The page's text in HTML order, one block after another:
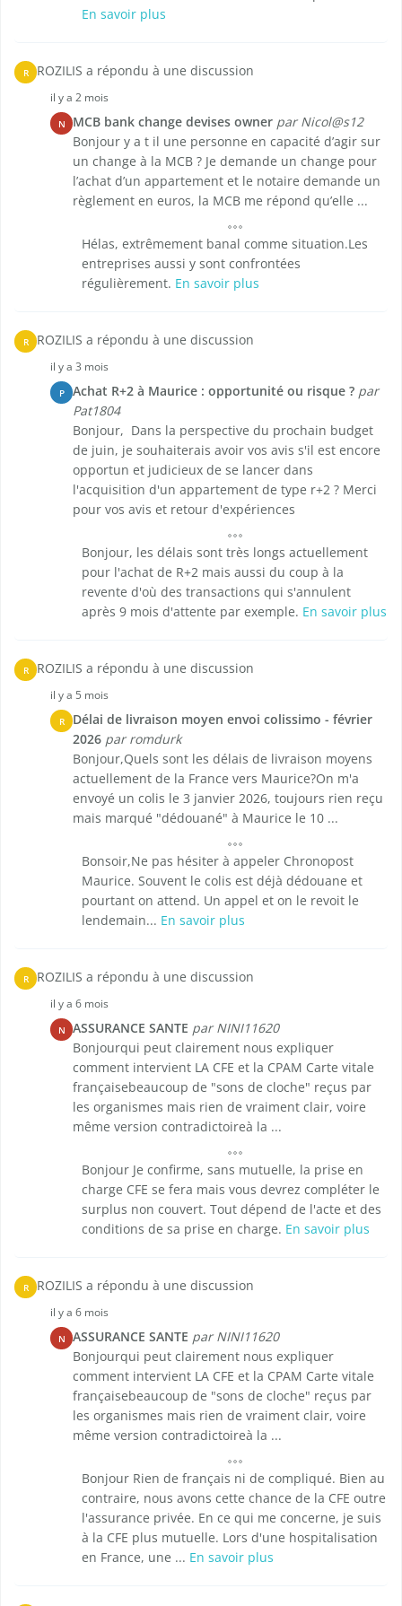
En savoir plus
R ROZILIS a répondu à une discussion
il y a 2 mois
N MCB bank change devises owner par Nicol@s12
Bonjour y a t il une personne en capacité d’agir sur
un change à la MCB ? Je demande un change pour
l’achat d’un appartement et le notaire demande un
règlement en euros, la MCB me répond qu’elle ...
Hélas, extrêmement banal comme situation.Les
entreprises aussi y sont confrontées
régulièrement. En savoir plus
R ROZILIS a répondu à une discussion
il y a 3 mois
P Achat R+2 à Maurice : opportunité ou risque ? par
Pat1804
Bonjour, Dans la perspective du prochain budget
de juin, je souhaiterais avoir vos avis s'il est encore
opportun et judicieux de se lancer dans
l'acquisition d'un appartement de type r+2 ? Merci
pour vos avis et retour d'expériences
Bonjour, les délais sont très longs actuellement
pour l'achat de R+2 mais aussi du coup à la
revente d'où des transactions qui s'annulent
après 9 mois d'attente par exemple. En savoir plus
R ROZILIS a répondu à une discussion
il y a 5 mois
R
Délai de livraison moyen envoi colissimo - février
2026 par romdurk
Bonjour,Quels sont les délais de livraison moyens
actuellement de la France vers Maurice?On m'a
envoyé un colis le 3 janvier 2026, toujours rien reçu
mais marqué "dédouané" à Maurice le 10 ...
Bonsoir,Ne pas hésiter à appeler Chronopost
Maurice. Souvent le colis est déjà dédouane et
pourtant on attend. Un appel et on le revoit le
lendemain... En savoir plus
R ROZILIS a répondu à une discussion
il y a 6 mois
N ASSURANCE SANTE par NINI11620
Bonjourqui peut clairement nous expliquer
comment intervient LA CFE et la CPAM Carte vitale
françaisebeaucoup de "sons de cloche" reçus par
les organismes mais rien de vraiment clair, voire
même version contradictoireà la ...
Bonjour Je confirme, sans mutuelle, la prise en
charge CFE se fera mais vous devrez compléter le
surplus non couvert. Tout dépend de l'acte et des
conditions de sa prise en charge. En savoir plus
R ROZILIS a répondu à une discussion
il y a 6 mois
N ASSURANCE SANTE par NINI11620
Bonjourqui peut clairement nous expliquer
comment intervient LA CFE et la CPAM Carte vitale
françaisebeaucoup de "sons de cloche" reçus par
les organismes mais rien de vraiment clair, voire
même version contradictoireà la ...
Bonjour Rien de français ni de compliqué. Bien au
contraire, nous avons cette chance de la CFE outre
l'assurance privée. En ce qui me concerne, je suis
à la CFE plus mutuelle. Lors d'une hospitalisation
en France, une ... En savoir plus